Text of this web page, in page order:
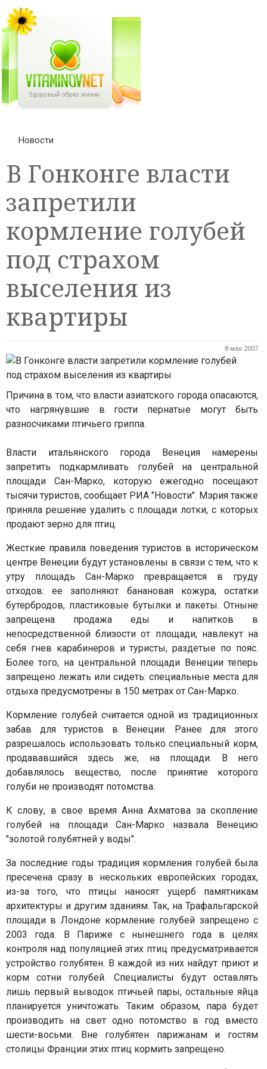
Новости
В Гонконге власти
запретили
кормление голубей
под страхом
выселения из
квартиры
8 мая 2007
Причина в том, что власти азиатского города опасаются,
что нагрянувшие в гости пернатые могут быть
разносчиками птичьего гриппа.
Власти итальянского города Венеция намерены
запретить подкармливать голубей на центральной
площади Сан-Марко, которую ежегодно посещают
тысячи туристов, сообщает РИА "Новости". Мэрия также
приняла решение удалить с площади лотки, с которых
продают зерно для птиц.
Жесткие правила поведения туристов в историческом
центре Венеции будут установлены в связи с тем, что к
утру площадь Сан-Марко превращается в груду
отходов: ее заполняют банановая кожура, остатки
бутербродов, пластиковые бутылки и пакеты. Отныне
запрещена продажа еды и напитков в
непосредственной близости от площади, навлекут на
себя гнев карабинеров и туристы, раздетые по пояс.
Более того, на центральной площади Венеции теперь
запрещено лежать или сидеть: специальные места для
отдыха предусмотрены в 150 метрах от Сан-Марко.
Кормление голубей считается одной из традиционных
забав для туристов в Венеции. Ранее для этого
разрешалось использовать только специальный корм,
продававшийся здесь же, на площади. В него
добавлялось вещество, после принятие которого
голуби не производят потомства.
К слову, в свое время Анна Ахматова за скопление
голубей на площади Сан-Марко назвала Венецию
"золотой голубятней у воды".
За последние годы традиция кормления голубей была
пресечена сразу в нескольких европейских городах,
из-за того, что птицы наносят ущерб памятникам
архитектуры и другим зданиям. Так, на Трафальгарской
площади в Лондоне кормление голубей запрещено с
2003 года. В Париже с нынешнего года в целях
контроля над популяцией этих птиц предусматривается
устройство голубятен. В каждой из них найдут приют и
корм сотни голубей. Специалисты будут оставлять
лишь первый выводок птичьей пары, остальные яйца
планируется уничтожать. Таким образом, пара будет
производить на свет одно потомство в год вместо
шести-восьми. Вне голубятен парижанам и гостям
столицы Франции этих птиц кормить запрещено.